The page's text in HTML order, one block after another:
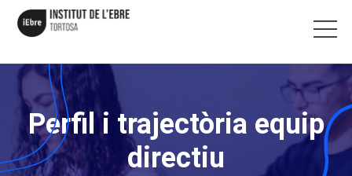
Perfil i trajectòria equip
directiu